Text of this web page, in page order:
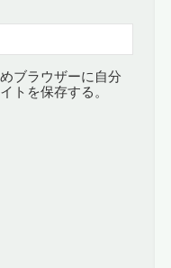
ブラウザーに自分
トを保存する。